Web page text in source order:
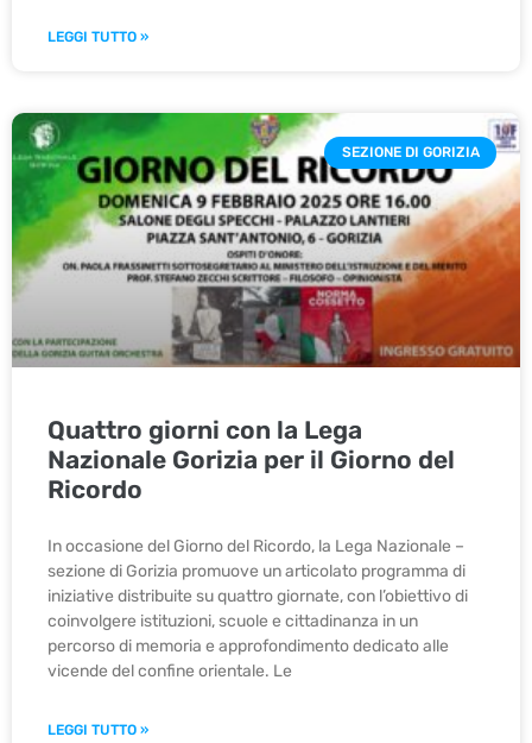
LEGGI TUTTO »
SEZIONE DI GORIZIA
Quattro giorni con la Lega
Nazionale Gorizia per il Giorno del
Ricordo
In occasione del Giorno del Ricordo, la Lega Nazionale –
sezione di Gorizia promuove un articolato programma di
iniziative distribuite su quattro giornate, con l’obiettivo di
coinvolgere istituzioni, scuole e cittadinanza in un
percorso di memoria e approfondimento dedicato alle
vicende del confine orientale. Le
LEGGI TUTTO »